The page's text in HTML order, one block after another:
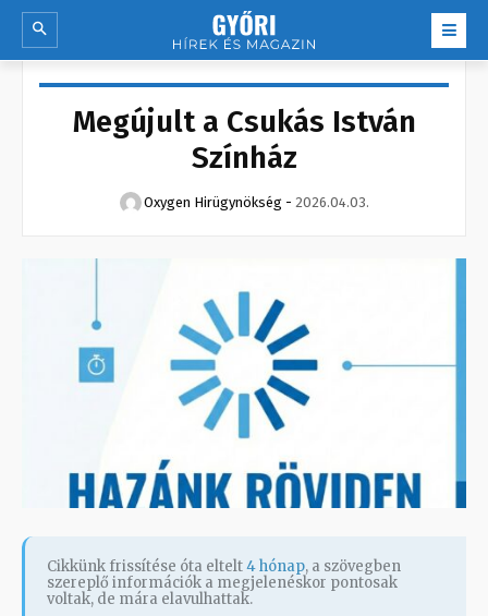
Megújult a Csukás István
Színház
Oxygen Hirügynökség - 2026.04.03.
Cikkünk frissítése óta eltelt4 hónap, a szövegben
szereplő információk a megjelenéskor pontosak
voltak, de mára elavulhattak.